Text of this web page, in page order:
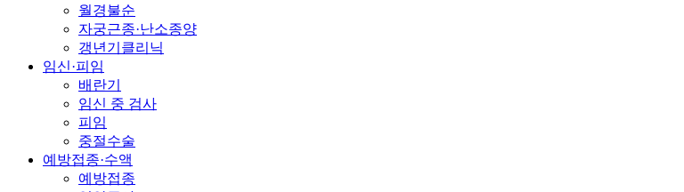
월경불순
자궁근종·난소종양
갱년기클리닉
임신·피임
배란기
임신 중 검사
피임
중절수술
예방접종·수액
예방접종